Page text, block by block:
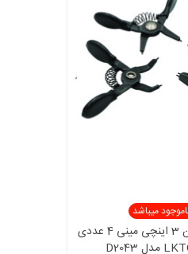
میباشد
ست خار باز و جمع کن 3 اینچی مینی 4 عددی